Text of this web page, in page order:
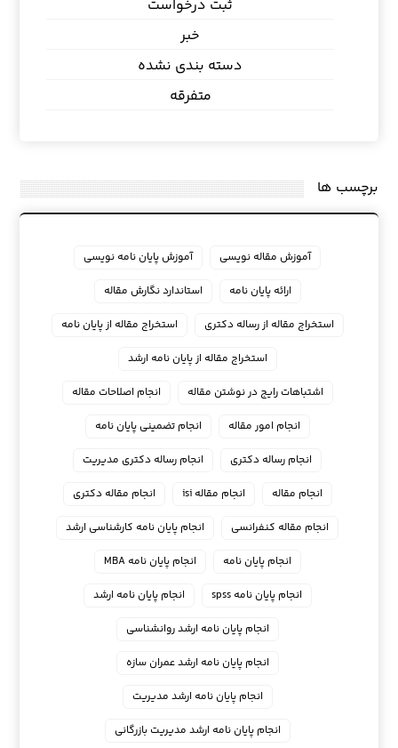
ثبت درخواست
خبر
دسته بندی نشده
متفرقه
برچسب ها
آموزش مقاله نویسی
آموزش پایان نامه نویسی
ارائه پایان نامه
استاندارد نگارش مقاله
استخراج مقاله از رساله دکتری
استخراج مقاله از پایان نامه
استخراج مقاله از پایان نامه ارشد
اشتباهات رایج در نوشتن مقاله
انجام اصلاحات مقاله
انجام امور مقاله
انجام تضمینی پایان نامه
انجام رساله دکتری
انجام رساله دکتری مدیریت
انجام مقاله
انجام مقاله isi
انجام مقاله دکتری
انجام مقاله کنفرانسی
انجام پايان نامه كارشناسي ارشد
انجام پایان نامه
انجام پایان نامه MBA
انجام پایان نامه spss
انجام پایان نامه ارشد
انجام پایان نامه ارشد روانشناسی
انجام پایان نامه ارشد عمران سازه
انجام پایان نامه ارشد مدیریت
انجام پایان نامه ارشد مدیریت بازرگانی